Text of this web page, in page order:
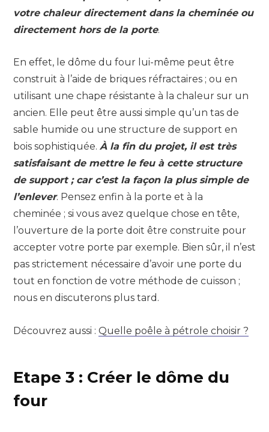
votre chaleur directement dans la cheminée ou
directement hors de la porte.
En effet, le dôme du four lui-même peut être
construit à l’aide de briques réfractaires ; ou en
utilisant une chape résistante à la chaleur sur un
ancien. Elle peut être aussi simple qu’un tas de
sable humide ou une structure de support en
bois sophistiquée. À la fin du projet, il est très
satisfaisant de mettre le feu à cette structure
de support ; car c’est la façon la plus simple de
l’enlever. Pensez enfin à la porte et à la
cheminée ; si vous avez quelque chose en tête,
l’ouverture de la porte doit être construite pour
accepter votre porte par exemple. Bien sûr, il n’est
pas strictement nécessaire d’avoir une porte du
tout en fonction de votre méthode de cuisson ;
nous en discuterons plus tard.
Découvrez aussi : Quelle poêle à pétrole choisir ?
Etape 3 : Créer le dôme du
four